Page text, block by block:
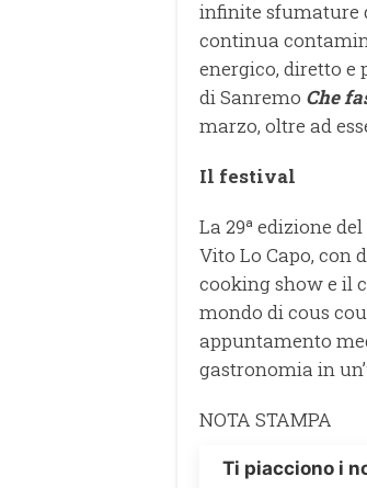
infinite sfumature
continua
energico, diretto e
di Sanremo Che
marzo, oltre ad
Il festival
La 29ª edizione
Vito Lo Capo,
cooking show e il
mondo di cous
appuntamento
gastronomia in
NOTA STAMPA
Ti piacciono i